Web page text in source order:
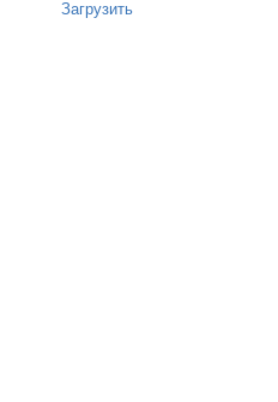
Загрузить